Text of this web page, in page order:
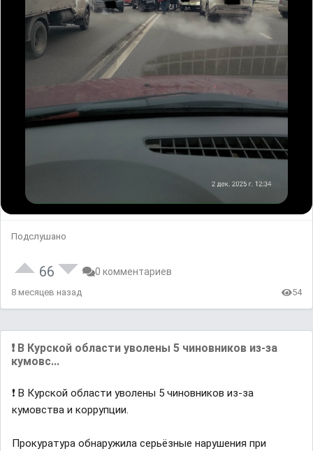
Подслушано
66 0 комментариев
8 месяцев назад 54
❗️ В Курской области уволены 5 чиновников из-за
кумовс...
❗️ В Курской области уволены 5 чиновников из-за
кумовства и коррупции.
Прокуратура обнаружила серьёзные нарушения при